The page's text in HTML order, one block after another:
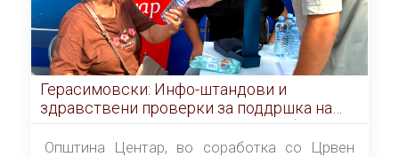
Герасимовски: Инфо-штандови и
здравствени проверки за поддршка на
граѓаните во услови на топлотен бран
Општина Центар, во соработка со Црвен